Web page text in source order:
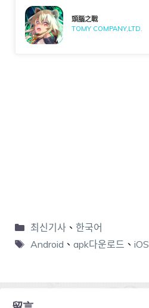
頭腦之戰
TOMY COMPANY,LTD.
최신기사、 한국어
Android 、 apk다운로드 、 iOS